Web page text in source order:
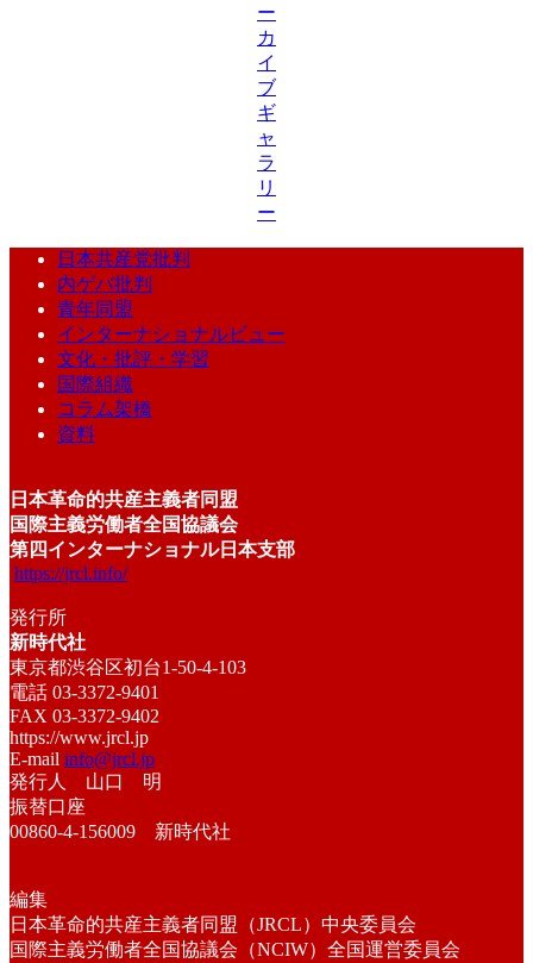
ー
カ
イ
ブ
ギ
ャ
ラ
リ
ー
日本共産党批判
内ゲバ批判
青年同盟
インターナショナルビュー
文化・批評・学習
国際組織
コラム架橋
資料
日本革命的共産主義者同盟
国際主義労働者全国協議会
第四インターナショナル日本支部
https://jrcl.info/
発行所
新時代社
東京都渋谷区初台1-50-4-103
電話 03-3372-9401
FAX 03-3372-9402
https://www.jrcl.jp
E-mail info@jrcl.jp
発行人 山口 明
振替口座
00860-4-156009 新時代社
編集
日本革命的共産主義者同盟（JRCL）中央委員会
国際主義労働者全国協議会（NCIW）全国運営委員会